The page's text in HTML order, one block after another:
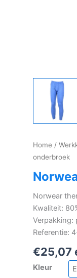
Home /
onderbroek
Norwear
Kwaliteit:
Verpakking:
Referentie:
€25,07
Kleur